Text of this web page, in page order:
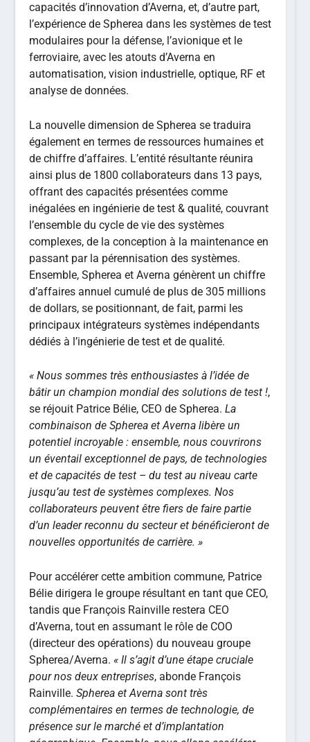
capacités d’innovation d’Averna, et, d’autre part,
l’expérience de Spherea dans les systèmes de test
modulaires pour la défense, l’avionique et le
ferroviaire, avec les atouts d’Averna en
automatisation, vision industrielle, optique, RF et
analyse de données.
La nouvelle dimension de Spherea se traduira
également en termes de ressources humaines et
de chiffre d’affaires. L’entité résultante réunira
ainsi plus de 1800 collaborateurs dans 13 pays,
offrant des capacités présentées comme
inégalées en ingénierie de test & qualité, couvrant
l’ensemble du cycle de vie des systèmes
complexes, de la conception à la maintenance en
passant par la pérennisation des systèmes.
Ensemble, Spherea et Averna génèrent un chiffre
d’affaires annuel cumulé de plus de 305 millions
de dollars, se positionnant, de fait, parmi les
principaux intégrateurs systèmes indépendants
dédiés à l’ingénierie de test et de qualité.
« Nous sommes très enthousiastes à l’idée de
bâtir un champion mondial des solutions de test !,
se réjouit Patrice Bélie, CEO de Spherea.La
combinaison de Spherea et Averna libère un
potentiel incroyable : ensemble, nous couvrirons
un éventail exceptionnel de pays, de technologies
et de capacités de test – du test au niveau carte
jusqu’au test de systèmes complexes. Nos
collaborateurs peuvent être fiers de faire partie
d’un leader reconnu du secteur et bénéficieront de
nouvelles opportunités de carrière. »
Pour accélérer cette ambition commune, Patrice
Bélie dirigera le groupe résultant en tant que CEO,
tandis que François Rainville restera CEO
d’Averna, tout en assumant le rôle de COO
(directeur des opérations) du nouveau groupe
Spherea/Averna.« Il s’agit d’une étape cruciale
pour nos deux entreprises, abonde François
Rainville.Spherea et Averna sont très
complémentaires en termes de technologie, de
présence sur le marché et d’implantation